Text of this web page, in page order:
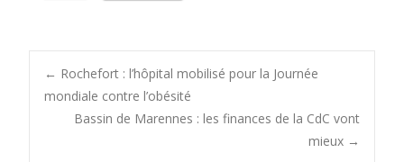
Post
← Rochefort : l’hôpital mobilisé pour la Journée
mondiale contre l’obésité
Bassin de Marennes : les finances de la CdC vont
mieux →